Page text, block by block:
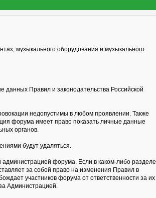
музыкального оборудования и музыкального
данных Правил и законодательства Российской
недопустимы в любом проявлении. Также
форума имеет право показать личные данные
органов.
будут удаляться.
форума. Если в каком-либо разделе
за собой право на изменения Правил в
участников форума от ответственности за их
Администрацией.